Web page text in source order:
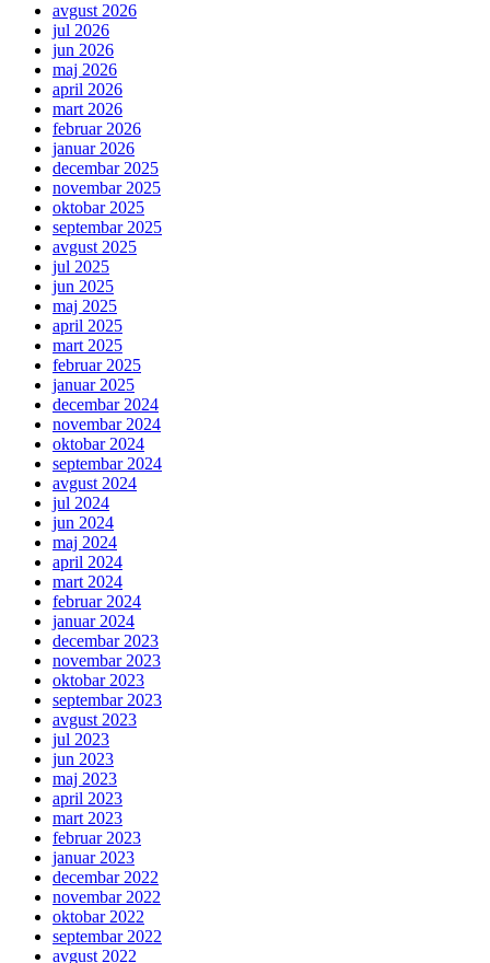
avgust 2026
jul 2026
jun 2026
maj 2026
april 2026
mart 2026
februar 2026
januar 2026
decembar 2025
novembar 2025
oktobar 2025
septembar 2025
avgust 2025
jul 2025
jun 2025
maj 2025
april 2025
mart 2025
februar 2025
januar 2025
decembar 2024
novembar 2024
oktobar 2024
septembar 2024
avgust 2024
jul 2024
jun 2024
maj 2024
april 2024
mart 2024
februar 2024
januar 2024
decembar 2023
novembar 2023
oktobar 2023
septembar 2023
avgust 2023
jul 2023
jun 2023
maj 2023
april 2023
mart 2023
februar 2023
januar 2023
decembar 2022
novembar 2022
oktobar 2022
septembar 2022
avgust 2022